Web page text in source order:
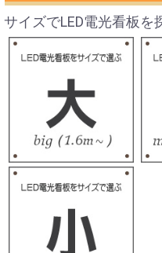
サイズでLED電光看板を